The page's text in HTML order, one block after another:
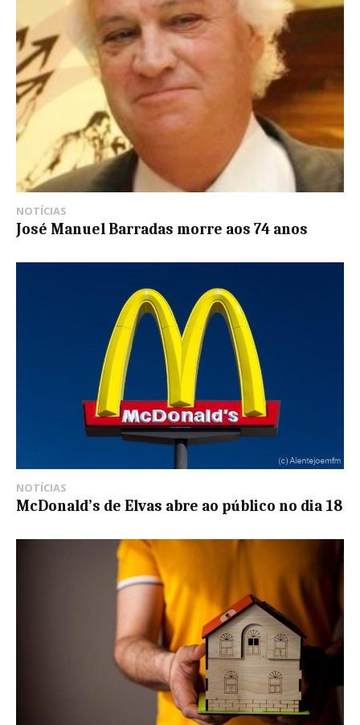
NOTÍCIAS
José Manuel Barradas morre aos 74 anos
NOTÍCIAS
McDonald’s de Elvas abre ao público no dia 18